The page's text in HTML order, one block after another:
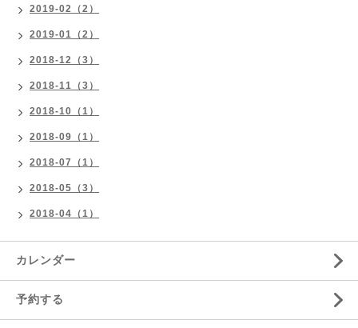
2019-02（2）
2019-01（2）
2018-12（3）
2018-11（3）
2018-10（1）
2018-09（1）
2018-07（1）
2018-05（3）
2018-04（1）
カレンダー
予約する